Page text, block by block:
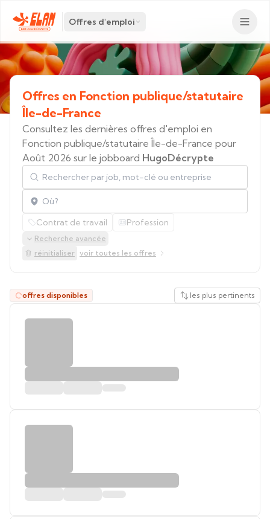
Offres d'emploi
Offres en Fonction publique/statutaire
Île-de-France
Consultez les dernières offres d'emploi en
Fonction publique/statutaire Île-de-France pour
Août 2026 sur le jobboard HugoDécrypte
Rechercher par job, mot-clé ou entreprise
Localisation
Contrat de travail Profession
Recherche avancée
réinitialiser voir toutes les offres
offres disponibles les plus pertinents